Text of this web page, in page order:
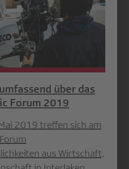
über das
Forum 2019
2019 treffen sich am
aus Wirtschaft,